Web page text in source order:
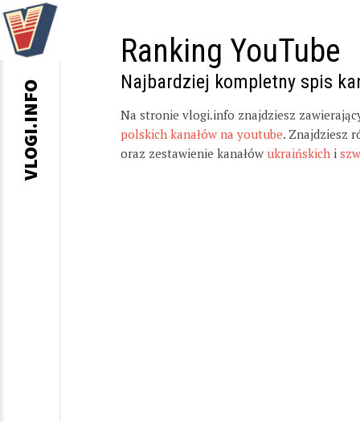
Ranking YouTube
Najbardziej kompletny spis
Na stronie vlogi.info znajdziesz
polskich kanałów na youtube. Znajdziesz
oraz zestawienie kanałów ukraińskich i
VLOGI.INFO